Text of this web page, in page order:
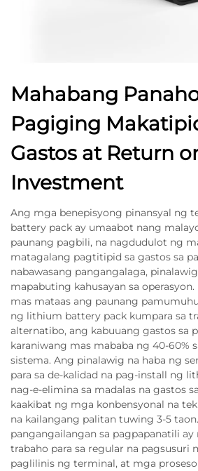
Mahabang
Pagiging
Gastos at Return
Investment
Ang mga benepisyong pinansyal ng
battery pack ay umaabot nang
paunang pagbili, na nagdudulot ng
matagalang pagtitipid sa gastos sa
nabawasang pangangalaga,
mapabuting kahusayan sa
mas mataas ang paunang
ng lithium battery pack kumpara sa
alternatibo, ang kabuuang gastos sa
karaniwang mas mababa ng 40-60%
sistema. Ang pinalawig na haba ng
para sa de-kalidad na pag-install ng
nag-e-elimina sa madalas na gastos
kaakibat ng mga konbensyonal na
na kailangang palitan tuwing 3-5
pangangailangan sa pagpapanatili ay
trabaho para sa regular na pagsusuri
paglilinis ng terminal, at mga